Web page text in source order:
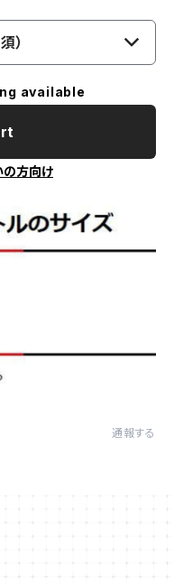
）
available
の方向け
通報する